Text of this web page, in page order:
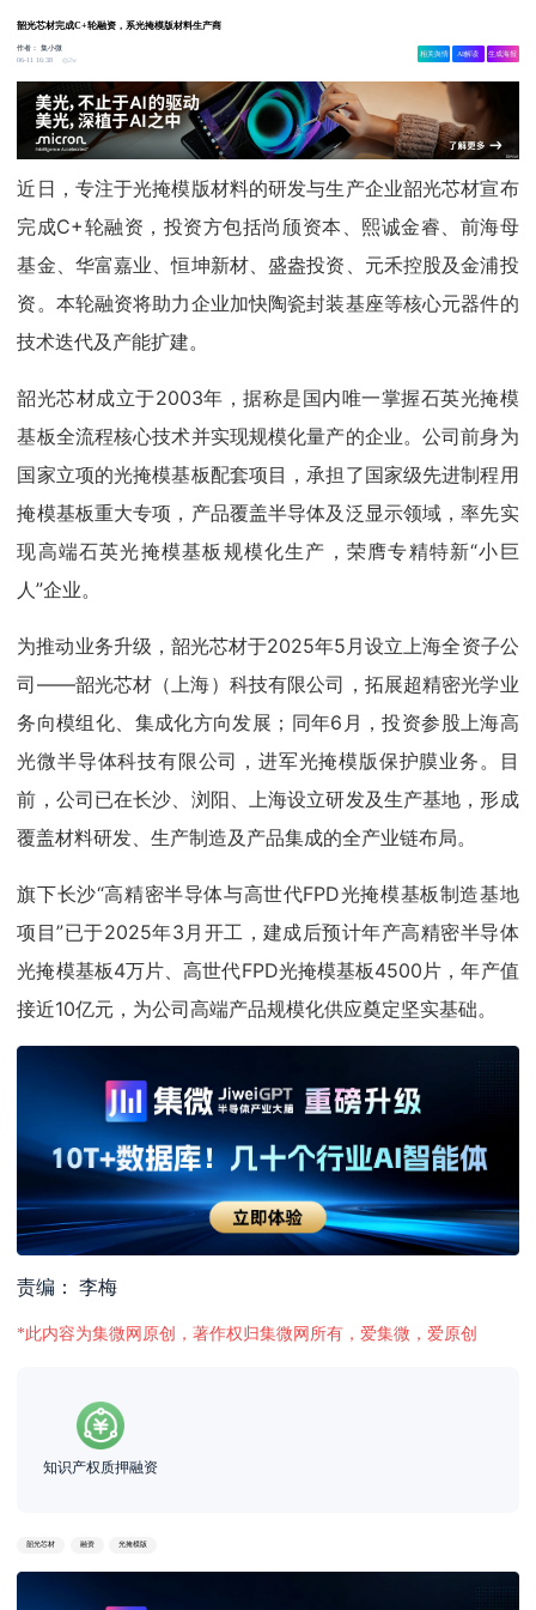
韶光芯材完成C+轮融资，系光掩模版材料生产商
作者：集小微
06-11 16:38
2w
相关舆情 AI解读 生成海报
近日，专注于光掩模版材料的研发与生产企业韶光芯材宣布
完成C+轮融资，投资方包括尚颀资本、熙诚金睿、前海母
基金、华富嘉业、恒坤新材、盛盎投资、元禾控股及金浦投
资。本轮融资将助力企业加快陶瓷封装基座等核心元器件的
技术迭代及产能扩建。
韶光芯材成立于2003年，据称是国内唯一掌握石英光掩模
基板全流程核心技术并实现规模化量产的企业。公司前身为
国家立项的光掩模基板配套项目，承担了国家级先进制程用
掩模基板重大专项，产品覆盖半导体及泛显示领域，率先实
现高端石英光掩模基板规模化生产，荣膺专精特新“小巨
人”企业。
为推动业务升级，韶光芯材于2025年5月设立上海全资子公
司——韶光芯材（上海）科技有限公司，拓展超精密光学业
务向模组化、集成化方向发展；同年6月，投资参股上海高
光微半导体科技有限公司，进军光掩模版保护膜业务。目
前，公司已在长沙、浏阳、上海设立研发及生产基地，形成
覆盖材料研发、生产制造及产品集成的全产业链布局。
旗下长沙“高精密半导体与高世代FPD光掩模基板制造基地
项目”已于2025年3月开工，建成后预计年产高精密半导体
光掩模基板4万片、高世代FPD光掩模基板4500片，年产值
接近10亿元，为公司高端产品规模化供应奠定坚实基础。
责编： 李梅
*此内容为集微网原创，著作权归集微网所有，爱集微，爱原创
知识产权质押融资
韶光芯材 融资 光掩模版